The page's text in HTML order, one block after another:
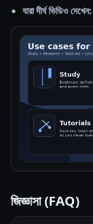
যারা দীর্ঘ ভিডিও দেখেন:
জিজ্ঞাসা (FAQ)